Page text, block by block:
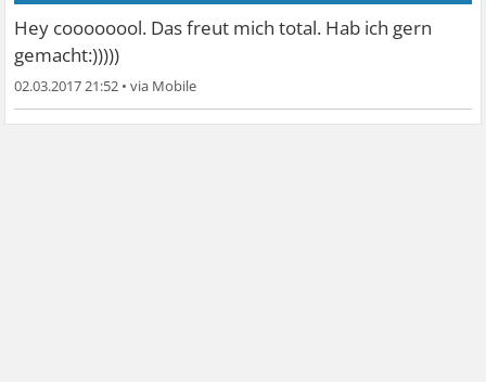
Hey coooooool. Das freut mich total. Hab ich gern
gemacht:)))))
02.03.2017 21:52 •